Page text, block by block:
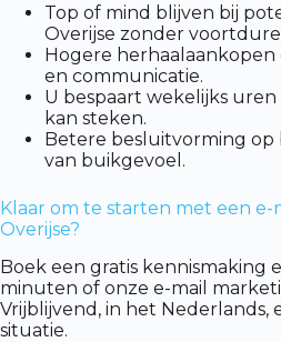
Top of mind blijven bij
Overijse zonder
Hogere
en communicatie.
U bespaart wekelijks
kan steken.
Betere besluitvorming op
van buikgevoel.
Klaar om te starten met een e-
Overijse?
Boek een gratis kennismaking
minuten of onze e-mail
Vrijblijvend, in het Nederlands,
situatie.